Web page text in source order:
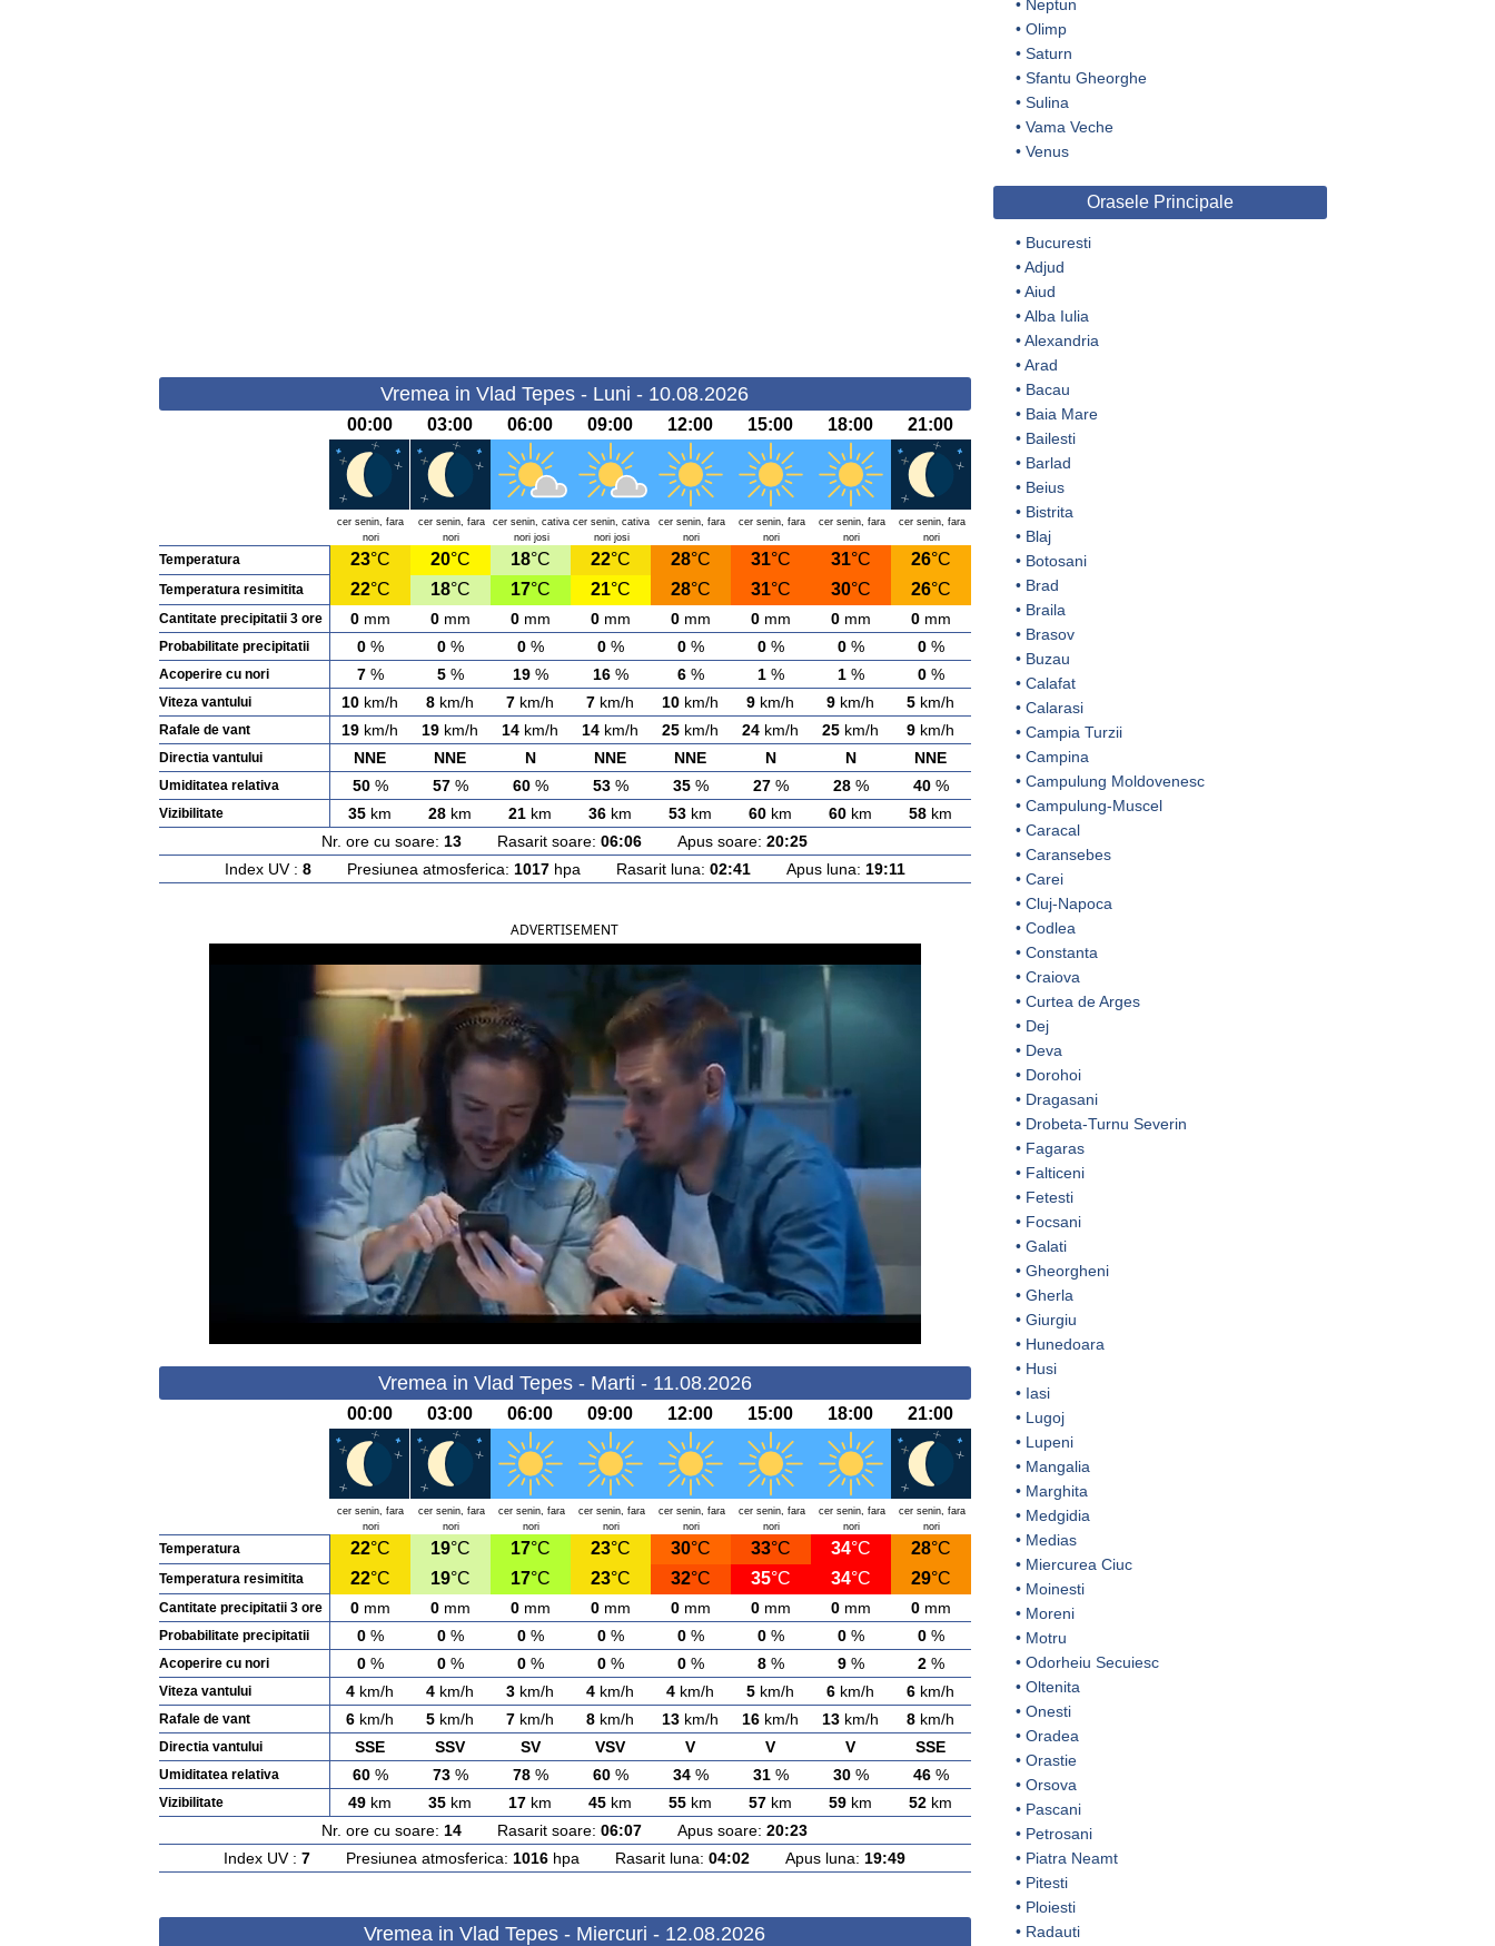
Vremea in Vlad Tepes - Luni - 10.08.2026
00:00 03:00 06:00 09:00 12:00 15:00 18:00 21:00
cer senin, fara
nori
cer senin, fara
nori
cer senin, cativa
nori josi
cer senin, cativa
nori josi
cer senin, fara
nori
cer senin, fara
nori
cer senin, fara
nori
cer senin, fara
nori
Temperatura 23°C 20°C 18°C 22°C 28°C 31°C 31°C 26°C
Temperatura resimitita 22°C 18°C 17°C 21°C 28°C 31°C 30°C 26°C
Cantitate precipitatii 3 ore 0mm 0mm 0mm 0mm 0mm 0mm 0mm 0mm
Probabilitate precipitatii 0% 0% 0% 0% 0% 0% 0% 0%
Acoperire cu nori 7% 5% 19% 16% 6% 1% 1% 0%
Viteza vantului 10 km/h 8 km/h 7 km/h 7 km/h 10 km/h 9 km/h 9 km/h 5 km/h
Rafale de vant 19 km/h 19 km/h 14 km/h 14 km/h 25 km/h 24 km/h 25 km/h 9 km/h
Directia vantului NNE NNE N NNE NNE N N NNE
Umiditatea relativa 50% 57% 60% 53% 35% 27% 28% 40%
Vizibilitate 35 km 28 km 21 km 36 km 53 km 60 km 60 km 58 km
Nr. ore cu soare: 13 Rasarit soare: 06:06 Apus soare: 20:25
Index UV : 8Presiunea atmosferica: 1017hpa Rasarit luna: 02:41Apus luna: 19:11
ADVERTISEMENT
Vremea in Vlad Tepes - Marti - 11.08.2026
00:00 03:00 06:00 09:00 12:00 15:00 18:00 21:00
cer senin, fara
nori
cer senin, fara
nori
cer senin, fara
nori
cer senin, fara
nori
cer senin, fara
nori
cer senin, fara
nori
cer senin, fara
nori
cer senin, fara
nori
Temperatura 22°C 19°C 17°C 23°C 30°C 33°C 34°C 28°C
Temperatura resimitita 22°C 19°C 17°C 23°C 32°C 35°C 34°C 29°C
Cantitate precipitatii 3 ore 0mm 0mm 0mm 0mm 0mm 0mm 0mm 0mm
Probabilitate precipitatii 0% 0% 0% 0% 0% 0% 0% 0%
Acoperire cu nori 0% 0% 0% 0% 0% 8% 9% 2%
Viteza vantului 4 km/h 4 km/h 3 km/h 4 km/h 4 km/h 5 km/h 6 km/h 6 km/h
Rafale de vant 6 km/h 5 km/h 7 km/h 8 km/h 13 km/h 16 km/h 13 km/h 8 km/h
Directia vantului SSE SSV SV VSV V V V SSE
Umiditatea relativa 60% 73% 78% 60% 34% 31% 30% 46%
Vizibilitate 49 km 35 km 17 km 45 km 55 km 57 km 59 km 52 km
Nr. ore cu soare: 14 Rasarit soare: 06:07 Apus soare: 20:23
Index UV : 7 Presiunea atmosferica: 1016 hpa Rasarit luna: 04:02 Apus luna: 19:49
Vremea in Vlad Tepes - Miercuri - 12.08.2026
• Neptun
• Olimp
• Saturn
• Sfantu Gheorghe
• Sulina
• Vama Veche
• Venus
Orasele Principale
• Bucuresti
•Adjud
•Aiud
•Alba Iulia
•Alexandria
•Arad
• Bacau
• Baia Mare
• Bailesti
• Barlad
• Beius
• Bistrita
• Blaj
• Botosani
• Brad
• Braila
• Brasov
• Buzau
• Calafat
• Calarasi
• Campia Turzii
• Campina
• Campulung Moldovenesc
• Campulung-Muscel
• Caracal
• Caransebes
• Carei
• Cluj-Napoca
• Codlea
• Constanta
• Craiova
• Curtea de Arges
• Dej
• Deva
• Dorohoi
• Dragasani
• Drobeta-Turnu Severin
• Fagaras
• Falticeni
• Fetesti
• Focsani
• Galati
• Gheorgheni
• Gherla
• Giurgiu
• Hunedoara
• Husi
• Iasi
• Lugoj
• Lupeni
• Mangalia
• Marghita
• Medgidia
• Medias
• Miercurea Ciuc
• Moinesti
• Moreni
• Motru
• Odorheiu Secuiesc
• Oltenita
• Onesti
• Oradea
• Orastie
• Orsova
• Pascani
• Petrosani
• Piatra Neamt
• Pitesti
• Ploiesti
• Radauti